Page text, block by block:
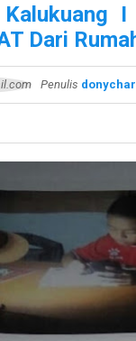
Dari
Penulis